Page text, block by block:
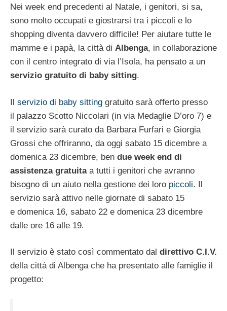
Nei week end precedenti al Natale, i genitori, si sa,
sono molto occupati e giostrarsi tra i piccoli e lo
shopping diventa davvero difficile! Per aiutare tutte le
mamme e i papà, la città di Albenga, in collaborazione
con il centro integrato di via l’Isola, ha pensato a un
servizio gratuito di baby sitting.
Il servizio di baby sitting gratuito sarà offerto presso
il palazzo Scotto Niccolari (in via Medaglie D’oro 7) e
il servizio sarà curato da Barbara Furfari e Giorgia
Grossi che offriranno, da oggi sabato 15 dicembre a
domenica 23 dicembre, ben due week end di
assistenza gratuitaa tutti i genitori che avranno
bisogno di un aiuto nella gestione dei loro piccoli. Il
servizio sarà attivo nelle giornate di sabato 15
e domenica 16, sabato 22 e domenica 23 dicembre
dalle ore 16 alle 19.
Il servizio è stato così commentato dal direttivo C.I.V.
della città di Albenga che ha presentato alle famiglie il
progetto: